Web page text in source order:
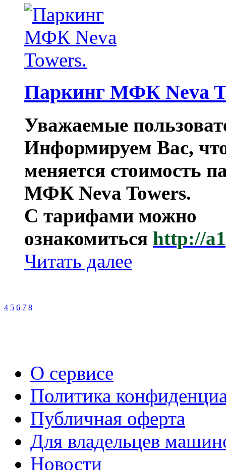
Паркинг МФК Neva
Уважаемые
Информируем Вас, что
меняется стоимость
МФК Neva Towers.
С тарифами можно
ознакомиться http://
Читать далее
4 5 6 7 8
О сервисе
Политика
Публичная оферта
Для владельцев
Новости